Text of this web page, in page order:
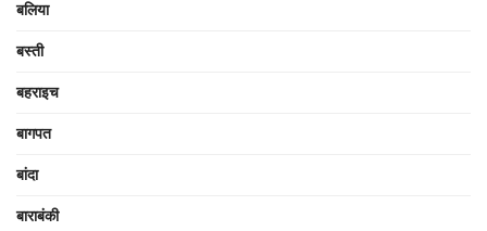
बलिया
बस्ती
बहराइच
बागपत
बांदा
बाराबंकी